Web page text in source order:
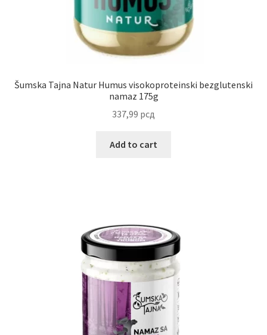
Šumska Tajna Natur Humus visokoproteinski bezglutenski
namaz 175g
337,99 рсд
Add to cart